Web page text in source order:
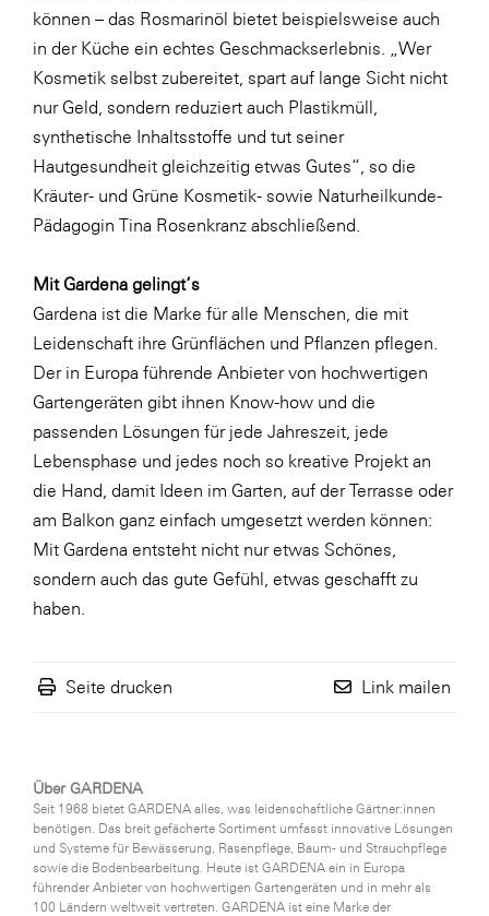
können – das Rosmarinöl bietet beispielsweise auch
in der Küche ein echtes Geschmackserlebnis. „Wer
Kosmetik selbst zubereitet, spart auf lange Sicht nicht
nur Geld, sondern reduziert auch Plastikmüll,
synthetische Inhaltsstoffe und tut seiner
Hautgesundheit gleichzeitig etwas Gutes“, so die
Kräuter- und Grüne Kosmetik- sowie Naturheilkunde-
Pädagogin Tina Rosenkranz abschließend.
Mit Gardena gelingt‘s
Gardena ist die Marke für alle Menschen, die mit
Leidenschaft ihre Grünflächen und Pflanzen pflegen.
Der in Europa führende Anbieter von hochwertigen
Gartengeräten gibt ihnen Know-how und die
passenden Lösungen für jede Jahreszeit, jede
Lebensphase und jedes noch so kreative Projekt an
die Hand, damit Ideen im Garten, auf der Terrasse oder
am Balkon ganz einfach umgesetzt werden können:
Mit Gardena entsteht nicht nur etwas Schönes,
sondern auch das gute Gefühl, etwas geschafft zu
haben.
Seite drucken Link mailen
Über GARDENA
Seit 1968 bietet GARDENA alles, was leidenschaftliche Gärtner:innen
benötigen. Das breit gefächerte Sortiment umfasst innovative Lösungen
und Systeme für Bewässerung, Rasenpflege, Baum- und Strauchpflege
sowie die Bodenbearbeitung. Heute ist GARDENA ein in Europa
führender Anbieter von hochwertigen Gartengeräten und in mehr als
100 Ländern weltweit vertreten. GARDENA ist eine Marke der